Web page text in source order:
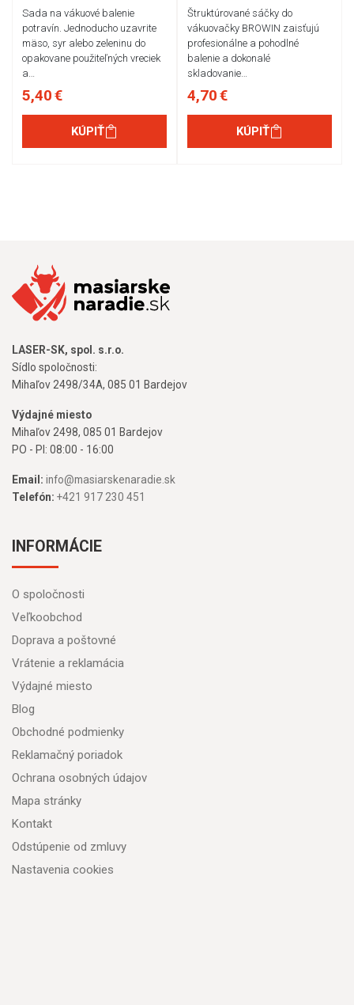
Sada na vákuové balenie
potravín. Jednoducho uzavrite
mäso, syr alebo zeleninu do
opakovane použiteľných vreciek
a…
5,40 €
KÚPIŤ
Štruktúrované sáčky do
vákuovačky BROWIN zaisťujú
profesionálne a pohodlné
balenie a dokonalé
skladovanie…
4,70 €
KÚPIŤ
LASER-SK, spol. s.r.o.
Sídlo spoločnosti:
Mihaľov 2498/34A, 085 01 Bardejov
Výdajné miesto
Mihaľov 2498, 085 01 Bardejov
PO - PI: 08:00 - 16:00
Email: info@masiarskenaradie.sk
Telefón: +421 917 230 451
INFORMÁCIE
O spoločnosti
Veľkoobchod
Doprava a poštovné
Vrátenie a reklamácia
Výdajné miesto
Blog
Obchodné podmienky
Reklamačný poriadok
Ochrana osobných údajov
Mapa stránky
Kontakt
Odstúpenie od zmluvy
Nastavenia cookies